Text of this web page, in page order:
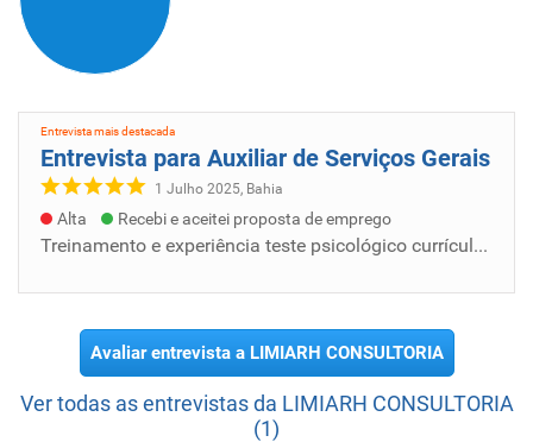
Entrevista mais destacada
Entrevista para Auxiliar de Serviços Gerais
1 Julho 2025, Bahia
Alta Recebi e aceitei proposta de emprego
Treinamento e experiência teste psicológico currículo perfil disponibilidade fardamento e numeração falar sobre mim
Avaliar entrevista a LIMIARH CONSULTORIA
Ver todas as entrevistas da LIMIARH CONSULTORIA
(1)